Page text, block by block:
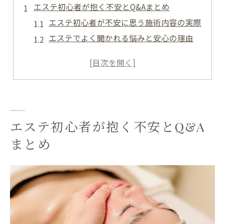
エステ初心者が抱く不安とQ&Aまとめ
エステ初心者が不安に思う施術内容の実際
エステでよく聞かれる悩みと安心の理由
エステの疑問を解消する事前チェック法
エステ施術時の痛みや不快感について
痛くないエステを見極めるポイントとは
初体験でも安心できるエステの特徴
エステ施術前後の痛み対策と注意点
痛みが不安な人へのエステ選びのヒント
エステ初心者が抱く不安とQ&A
まとめ